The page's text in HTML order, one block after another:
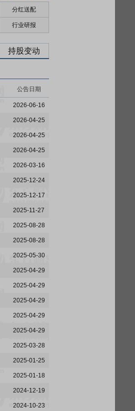
分红送配
行业研报
持股变动
公告日期
2026-06-16
2026-04-25
2026-04-25
2026-04-25
2026-03-16
2025-12-24
2025-12-17
2025-11-27
2025-08-28
2025-08-28
2025-05-30
2025-04-29
2025-04-29
2025-04-29
2025-04-29
2025-04-29
2025-03-28
2025-01-25
2025-01-18
2024-12-19
2024-10-23